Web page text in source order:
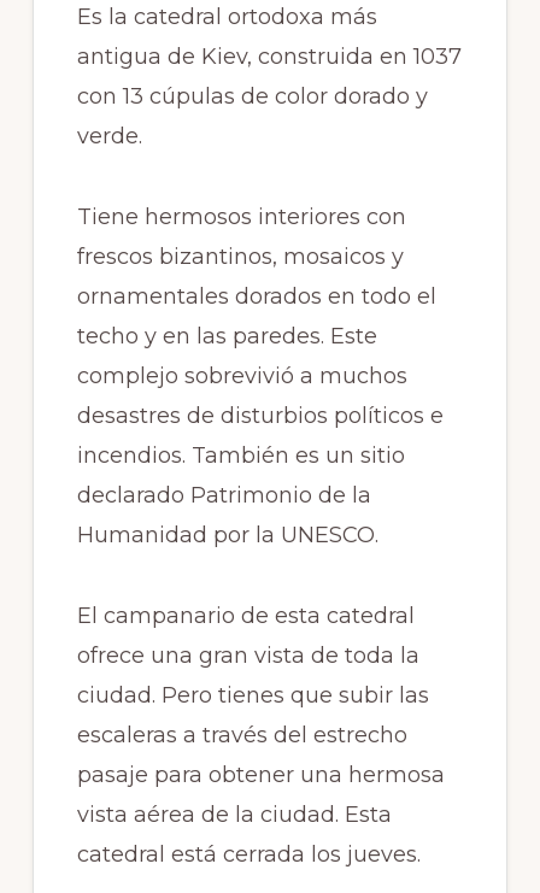
Es la catedral ortodoxa más
antigua de Kiev, construida en 1037
con 13 cúpulas de color dorado y
verde.
Tiene hermosos interiores con
frescos bizantinos, mosaicos y
ornamentales dorados en todo el
techo y en las paredes. Este
complejo sobrevivió a muchos
desastres de disturbios políticos e
incendios. También es un sitio
declarado Patrimonio de la
Humanidad por la UNESCO.
El campanario de esta catedral
ofrece una gran vista de toda la
ciudad. Pero tienes que subir las
escaleras a través del estrecho
pasaje para obtener una hermosa
vista aérea de la ciudad. Esta
catedral está cerrada los jueves.